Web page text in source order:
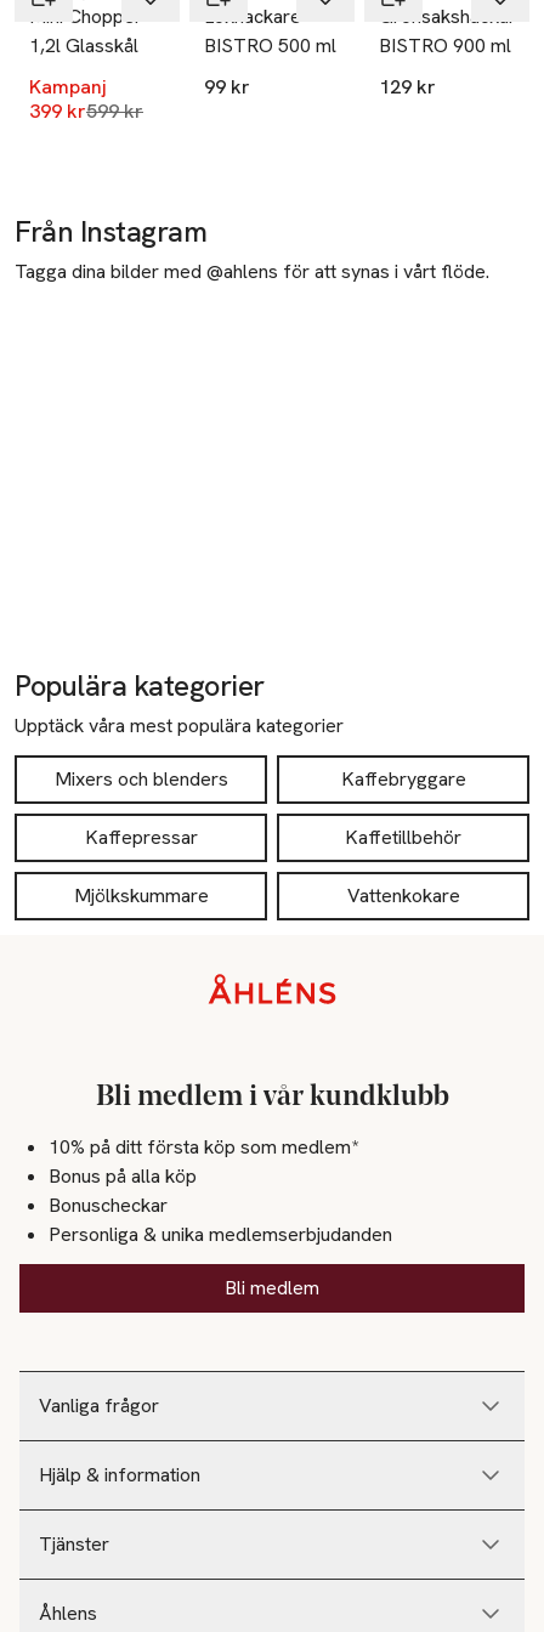
Mini Chopper
1,2l Glasskål
Kampanj
399 krLägsta pris 30 dagar
599 kr
Lökhackare
BISTRO 500 ml
99 kr
Grönsakshackare
BISTRO 900 ml
129 kr
Från Instagram
Tagga dina bilder med @ahlens för att synas i vårt flöde.
Populära kategorier
Upptäck våra mest populära kategorier
Mixers och blenders Kaffebryggare
Kaffepressar Kaffetillbehör
Mjölkskummare Vattenkokare
Vanliga frågor
Hjälp & information
Tjänster
Åhlens
Bli medlem i vår kundklubb
10% på ditt första köp som medlem*
Bonus på alla köp
Bonuscheckar
Personliga & unika medlemserbjudanden
Bli medlem